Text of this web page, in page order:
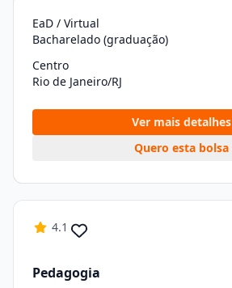
EaD / Virtual
Bacharelado (graduação)
Centro
Rio de Janeiro/RJ
Ver mais detalhes
Quero esta bolsa
4.1
Pedagogia